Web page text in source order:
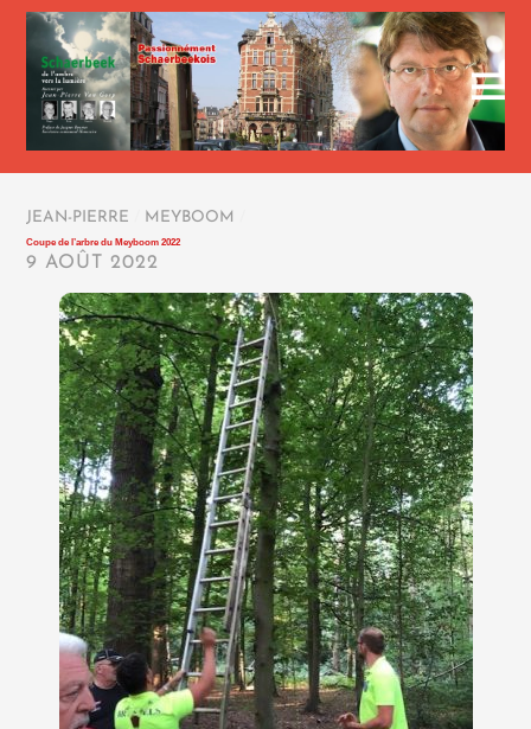
JEAN-PIERRE MEYBOOM
Coupe de l’arbre du Meyboom 2022
9 AOÛT 2022